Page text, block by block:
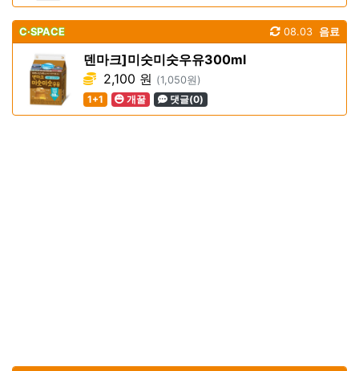
C·SPACE 음료
08.03
덴마크]미숫미숫우유300ml
2,100 원 (1,050원)
1+1
개꿀 댓글(0)